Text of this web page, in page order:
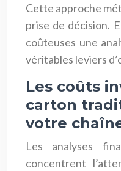
Cette approche
prise de décision.
coûteuses une
véritables leviers
Les coûts
carton
votre
Les analyses
concentrent